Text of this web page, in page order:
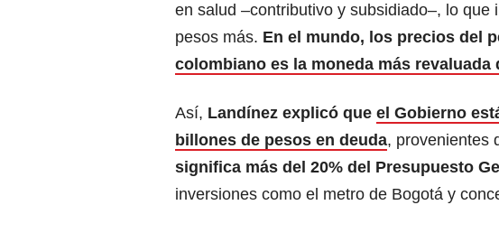
en salud –contributivo y subsidiado–, lo
pesos más. En el mundo, los precios del
colombiano es la moneda más revaluada
Así, Landínez explicó que el Gobierno
billones de pesos en deuda, provenientes
significa más del 20% del Presupuesto
inversiones como el metro de Bogotá y